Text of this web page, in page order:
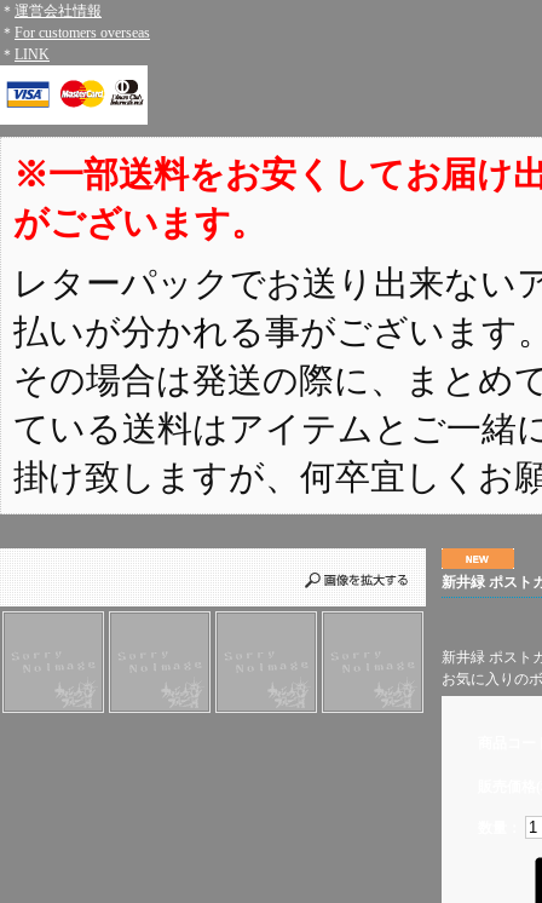
＊ 運営会社情報
＊ For customers overseas
＊ LINK
※一部送料をお安くしてお届け
がございます。
レターパックでお送り出来ない
払いが分かれる事がございます
その場合は発送の際に、まとめ
ている送料はアイテムとご一緒
掛け致しますが、何卒宜しくお
新井緑 ポスト
新井緑 ポス
お気に入りの